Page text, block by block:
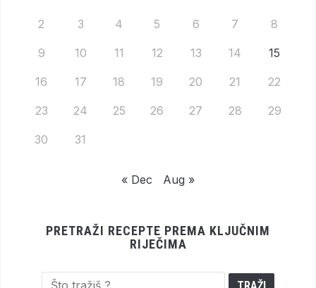
2 3 4 5 6 7 8
9 10 11 12 13 14 15
16 17 18 19 20 21 22
23 24 25 26 27 28 29
30 31
« Dec Aug »
PRETRAŽI RECEPTE PREMA KLJUČNIM
RIJEČIMA